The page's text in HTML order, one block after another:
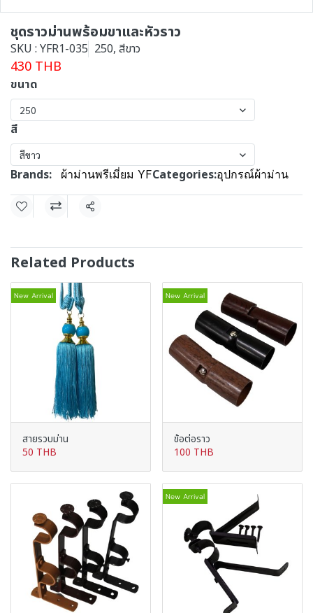
ชุดราวม่านพร้อมขาและหัวราว
SKU : YFR1-035 250, สีขาว
430 THB
ขนาด
250
สี
สีขาว
Brands: ผ้าม่านพรีเมี่ยม YFCategories:อุปกรณ์ผ้าม่าน
Share
Related Products
New Arrival
สายรวบม่าน
50 THB
New Arrival
ข้อต่อราว
100 THB
New Arrival